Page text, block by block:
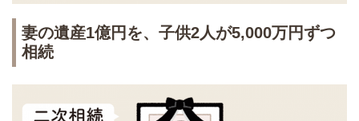
妻の遺産1億円を、子供2人が5,000万円ずつ
相続